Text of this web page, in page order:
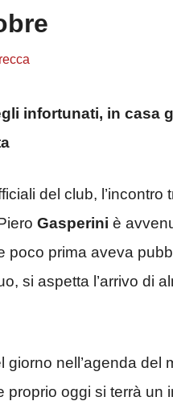
infortunati, in casa
del club, l’incontro
Gasperini è
poco prima aveva
si aspetta l’arrivo di
giorno nell’agenda
proprio oggi si terrà un